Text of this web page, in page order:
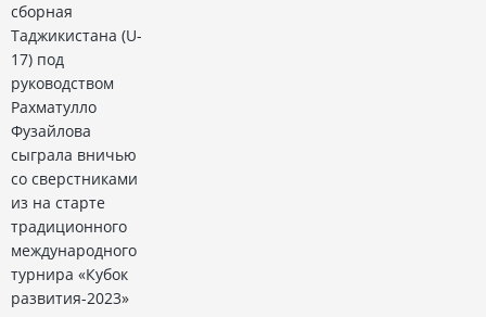
сборная
Таджикистана (U-
17) под
руководством
Рахматулло
Фузайлова
сыграла вничью
со сверстниками
из на старте
традиционного
международного
турнира «Кубок
развития-2023»